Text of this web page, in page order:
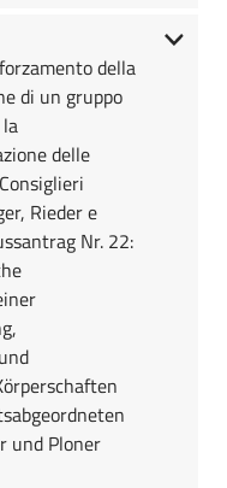
della
di un gruppo
delle
Rieder e
Nr. 22:
und Ploner